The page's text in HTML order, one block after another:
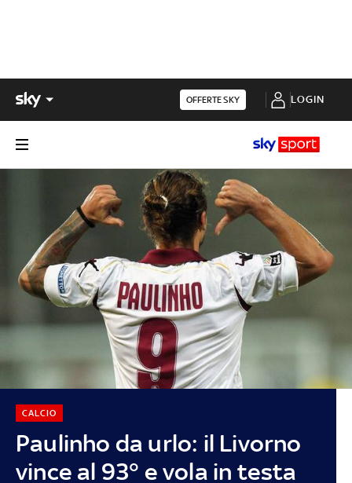
OFFERTE SKY LOGIN
Paulinho da urlo: il Livorno
vince al 93° e vola in testa
CALCIO